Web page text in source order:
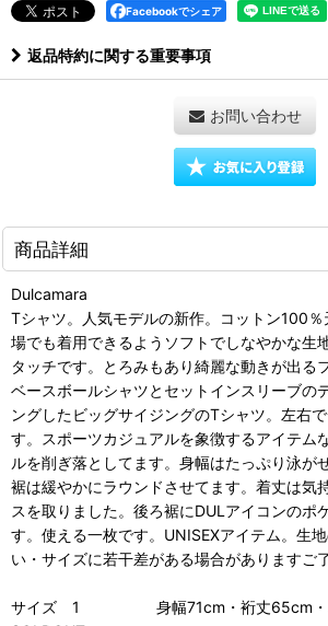
Facebookでシェア
返品特約に関する重要事項
お問い合わせ
商品詳細
Dulcamara
Tシャツ。人気モデルの新作。コットン100
場でも着用できるようソフトでしなやかな生
タッチです。とろみもあり綺麗な動きが出る
ベースボールシャツとセットインスリーブの
ングしたビッグサイジングのTシャツ。左右
す。スポーツカジュアルを象徴するアイテム
ルを削ぎ落としてます。身幅はたっぷり泳が
裾は緩やかにラウンドさせてます。着丈は気
スを取りました。後ろ裾にDULアイコンのポ
す。使える一枚です。UNISEXアイテム。生
い・サイズに若干差がある場合がありますご
サイズ 1 身幅71cm・裄丈65cm・